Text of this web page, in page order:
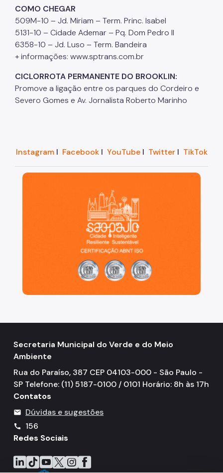
COMO CHEGAR
509M-10 – Jd. Miriam – Term. Princ. Isabel
5131-10 – Cidade Ademar – Pq. Dom Pedro II
6358-10 – Jd. Luso – Term. Bandeira
+ informações: www.sptrans.com.br
CICLORROTA PERMANENTE DO BROOKLIN:
Promove a ligação entre os parques do Cordeiro e
Severo Gomes e Av. Jornalista Roberto Marinho
InstagramI FacebookI YouTubeI TwitterI TikTok
São Paulo, cidade inteligente, resiliente e sustentável
Secretaria Municipal do Verde e do Meio
Ambiente
Rua do Paraíso, 387 CEP 04103-000 - São Paulo -
SP Telefone: (11) 5187-0100 / 0101 Horário: 8h às 17h
Contatos
mail Dúvidas e sugestões
call
156
Redes Sociais
Icone do LinkedIn
Icone do TikTok
Icone do YouTube
Icone do X
Icone do Instagram
Icone do Facebook